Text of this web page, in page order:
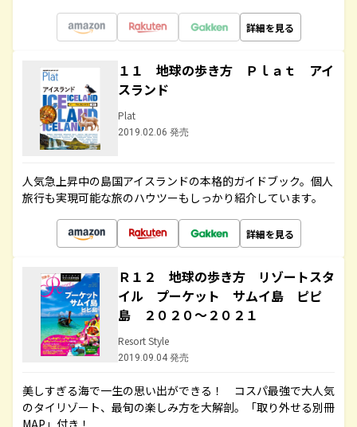
詳細を見る
１１ 地球の歩き方 Ｐｌａｔ アイ
スランド
Plat
2019.02.06 発売
人気急上昇中の島国アイスランドの本格的ガイドブック。個人
旅行も実現可能な旅のハウツーもしっかり紹介しています。
詳細を見る
Ｒ１２ 地球の歩き方 リゾートスタ
イル プーケット サムイ島 ピピ
島 ２０２０～２０２１
Resort Style
2019.09.04 発売
美しすぎる海で一生の思い出ができる！ コスパ最強で大人気
のタイリゾート、最旬の楽しみ方を大解剖。「取り外せる別冊
MAP」付き！